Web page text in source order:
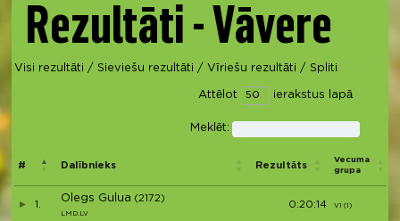
Rezultāti - Vāvere
Visi rezultāti / Sieviešu rezultāti / Vīriešu rezultāti / Spliti
Attēlot ierakstus lapā
Meklēt:
# Dalībnieks Rezultāts
Vecuma
grupa
1.
Olegs Gulua (2172)
LMD.LV
0:20:14 V1 (1)